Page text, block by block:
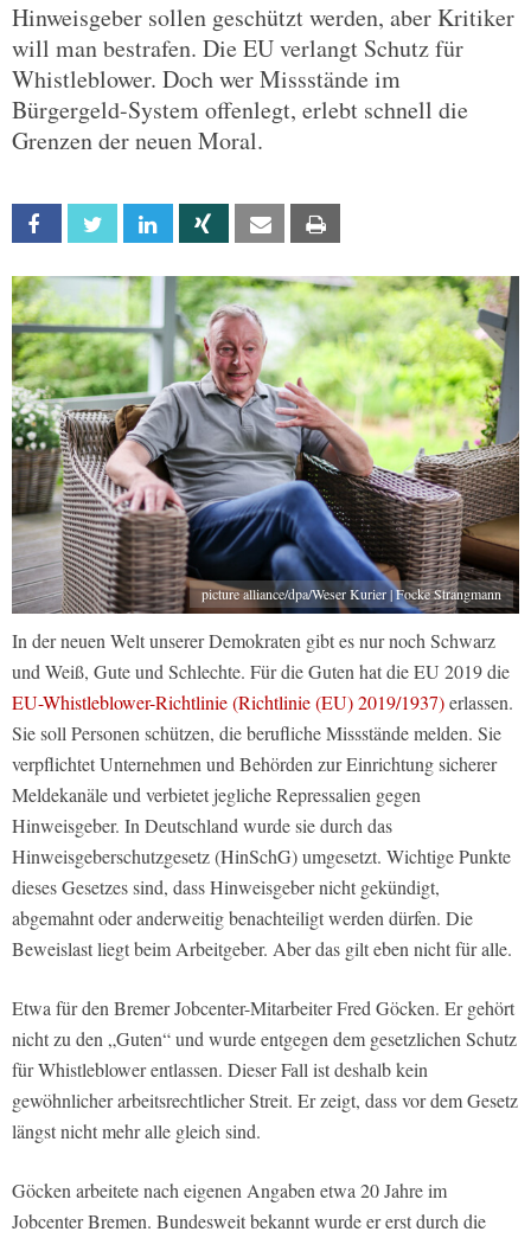
Hinweisgeber sollen geschützt werden, aber Kritiker
will man bestrafen. Die EU verlangt Schutz für
Whistleblower. Doch wer Missstände im
Bürgergeld-System offenlegt, erlebt schnell die
Grenzen der neuen Moral.
Facebook Twitter Linkedin Xing Email
picture alliance/dpa/Weser Kurier | Focke Strangmann
In der neuen Welt unserer Demokraten gibt es nur noch Schwarz
und Weiß, Gute und Schlechte. Für die Guten hat die EU 2019 die
EU-Whistleblower-Richtlinie (Richtlinie (EU) 2019/1937)erlassen.
Sie soll Personen schützen, die berufliche Missstände melden. Sie
verpflichtet Unternehmen und Behörden zur Einrichtung sicherer
Meldekanäle und verbietet jegliche Repressalien gegen
Hinweisgeber. In Deutschland wurde sie durch das
Hinweisgeberschutzgesetz (HinSchG) umgesetzt. Wichtige Punkte
dieses Gesetzes sind, dass Hinweisgeber nicht gekündigt,
abgemahnt oder anderweitig benachteiligt werden dürfen. Die
Beweislast liegt beim Arbeitgeber. Aber das gilt eben nicht für alle.
Etwa für den Bremer Jobcenter-Mitarbeiter Fred Göcken. Er gehört
nicht zu den „Guten“ und wurde entgegen dem gesetzlichen Schutz
für Whistleblower entlassen. Dieser Fall ist deshalb kein
gewöhnlicher arbeitsrechtlicher Streit. Er zeigt, dass vor dem Gesetz
längst nicht mehr alle gleich sind.
Göcken arbeitete nach eigenen Angaben etwa 20 Jahre im
Jobcenter Bremen. Bundesweit bekannt wurde er erst durch die